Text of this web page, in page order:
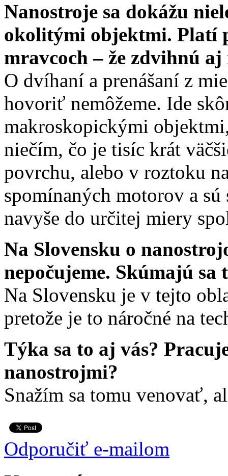
Nanostroje sa dokážu
okolitými objektmi. Platí
mravcoch – že zdvihnú aj
O dvíhaní a prenášaní z
hovoriť nemôžeme. Ide
makroskopickými
niečím, čo je tisíc krát
povrchu, alebo v roztoku
spomínaných motorov a
navyše do určitej miery
Na Slovensku o
nepočujeme. Skúmajú sa
Na Slovensku je v tejto
pretože je to náročné na
Týka sa to aj vás?
nanostrojmi?
Snažím sa tomu venovať,
Odporučiť e-mailom